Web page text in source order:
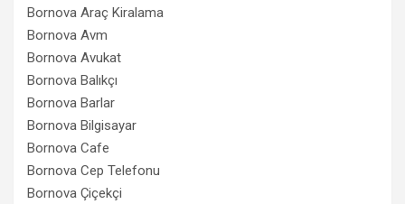
Bornova Araç Kiralama
Bornova Avm
Bornova Avukat
Bornova Balıkçı
Bornova Barlar
Bornova Bilgisayar
Bornova Cafe
Bornova Cep Telefonu
Bornova Çiçekçi